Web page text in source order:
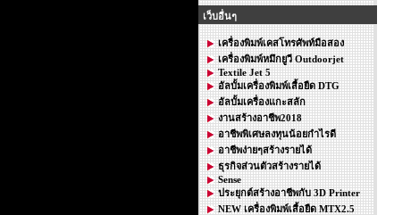
เว็บอื่นๆ
เครื่องพิมพ์เคสโทรศัพท์มือสอง
เครื่องพิมพ์หมึกยูวี Outdoorjet
Textile Jet 5
อัลบั้มเครื่องพิมพ์เสื้อยืด DTG
อัลบั้มเครื่องแกะสลัก
งานสร้างอาชีพ2018
อาชีพพิเศษลงทุนน้อยกำไรดี
อาชีพง่ายๆสร้างรายได้
ธุรกิจส่วนตัวสร้างรายได้
Sense
ประยุกต์สร้างอาชีพกับ 3D Printer
NEW เครื่องพิมพ์เสื้อยืด MTX2.5